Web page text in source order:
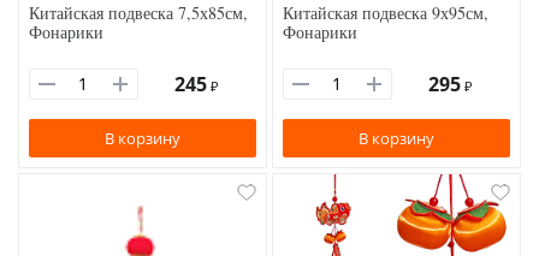
Китайская подвеска 7,5х85см,
Фонарики
245 ₽
В корзину
Китайская подвеска 9х95см,
Фонарики
295 ₽
В корзину